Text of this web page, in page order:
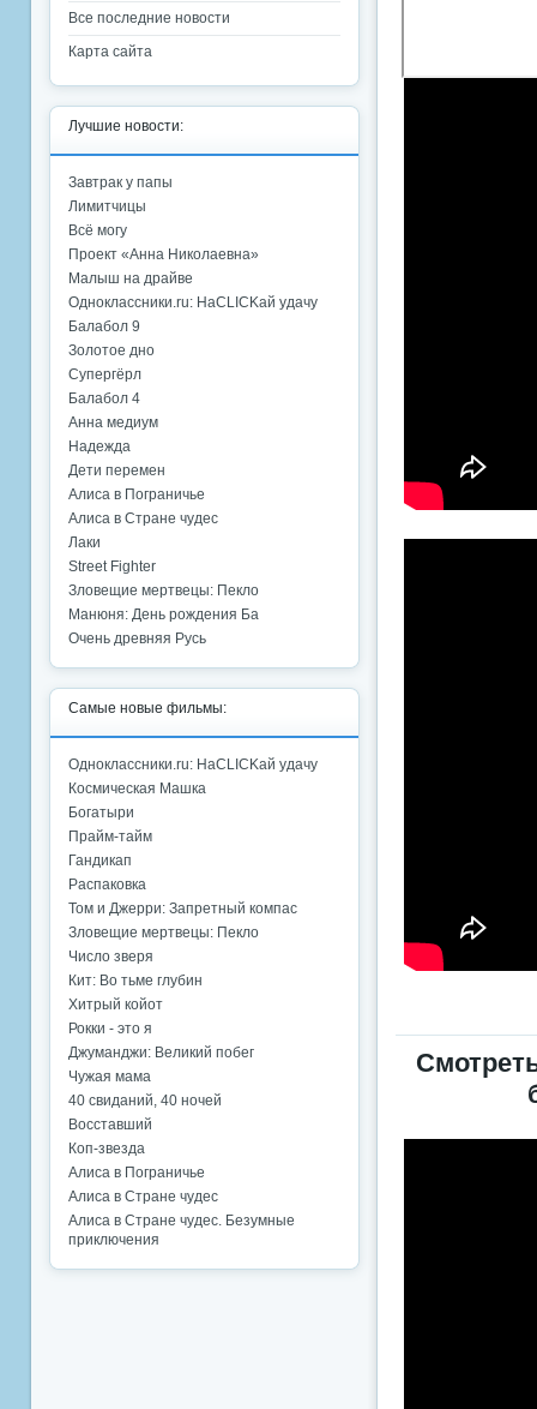
Все последние новости
Карта сайта
Лучшие новости:
Завтрак у папы
Лимитчицы
Всё могу
Проект «Анна Николаевна»
Малыш на драйве
Одноклассники.ru: НаCLICKай удачу
Балабол 9
Золотое дно
Супергёрл
Балабол 4
Анна медиум
Надежда
Дети перемен
Алиса в Пограничье
Алиса в Стране чудес
Лаки
Street Fighter
Зловещие мертвецы: Пекло
Манюня: День рождения Ба
Очень древняя Русь
Самые новые фильмы:
Одноклассники.ru: НаCLICKай удачу
Космическая Машка
Богатыри
Прайм-тайм
Гандикап
Распаковка
Том и Джерри: Запретный компас
Зловещие мертвецы: Пекло
Число зверя
Кит: Во тьме глубин
Хитрый койот
Рокки - это я
Джуманджи: Великий побег
Чужая мама
40 свиданий, 40 ночей
Восставший
Коп-звезда
Алиса в Пограничье
Алиса в Стране чудес
Алиса в Стране чудес. Безумные
приключения